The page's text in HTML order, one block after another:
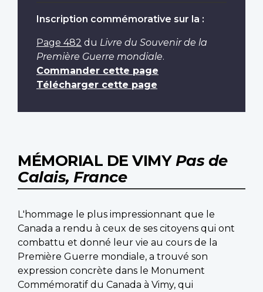
Inscription commémorative sur la :
Page 482 du Livre du Souvenir de la
Première Guerre mondiale.
Commander cette page
Télécharger cette page
MÉMORIAL DE VIMY Pas de
Calais, France
L'hommage le plus impressionnant que le
Canada a rendu à ceux de ses citoyens qui ont
combattu et donné leur vie au cours de la
Première Guerre mondiale, a trouvé son
expression concrète dans le Monument
Commémoratif du Canada à Vimy, qui